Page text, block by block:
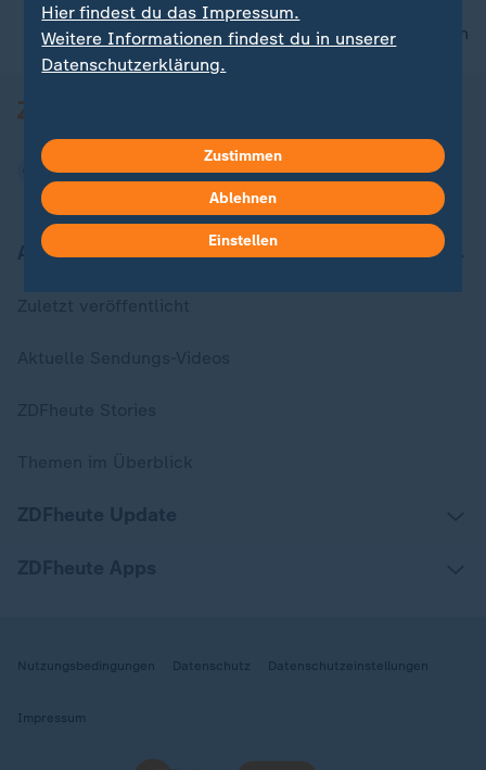
nach oben
Aktuell bei ZDFheute
Nutzungsbedingungen Datenschutz Datenschutzeinstellungen
Impressum
Hier findest du das Impressum.
Weitere Informationen findest du in unserer
Datenschutzerklärung.
Zustimmen
Ablehnen
Einstellen